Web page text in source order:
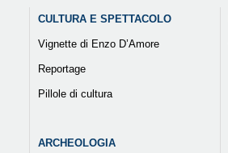
CULTURA E SPETTACOLO
Vignette di Enzo D’Amore
Reportage
Pillole di cultura
ARCHEOLOGIA